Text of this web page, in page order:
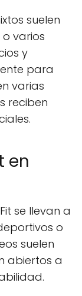
suelen
varios
y
para
varias
reciben
en
se llevan a
o
suelen
abiertos a